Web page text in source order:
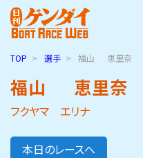
TOP 選手 福山 恵里奈
福山 恵里奈
フクヤマ エリナ
本日のレースへ